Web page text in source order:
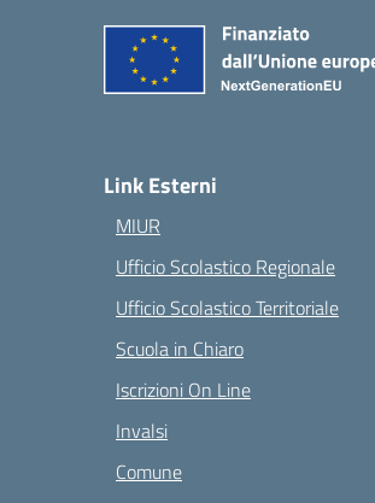
Link Esterni
MIUR
Ufficio Scolastico Regionale
Ufficio Scolastico Territoriale
Scuola in Chiaro
Iscrizioni On Line
Invalsi
Comune